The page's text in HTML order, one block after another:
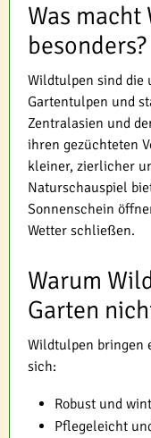
Was
besonders?
Wildtulpen sind die
Gartentulpen und
Zentralasien und
ihren gezüchteten
kleiner, zierlicher
Naturschauspiel
Sonnenschein
Wetter schließen.
Warum
Garten
Wildtulpen bringen
sich:
Robust und
Pflegeleicht